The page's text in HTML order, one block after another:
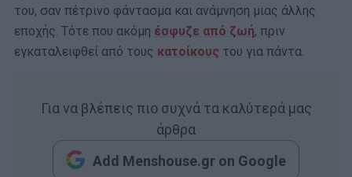
του, σαν πέτρινο φάντασμα και ανάμνηση μιας άλλης
εποχής. Τότε που ακόμη έσφυζε από ζωή, πριν
εγκαταλειφθεί από τους κατοίκους του για πάντα.
Για να βλέπεις πιο συχνά τα καλύτερά μας
άρθρα
Add Menshouse.gr on Google